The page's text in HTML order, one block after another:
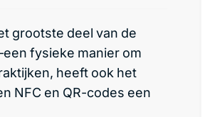
grootste deel van de
fysieke manier om
heeft ook het
NFC en QR-codes een